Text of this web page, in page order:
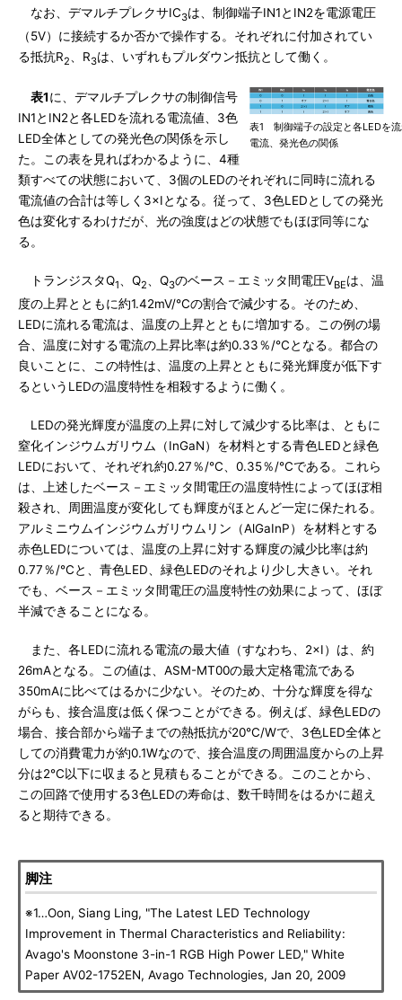
なお、デマルチプレクサIC3は、制御端子IN1とIN2を電源電圧
（5V）に接続するか否かで操作する。それぞれに付加されてい
る抵抗R2 、R3は、いずれもプルダウン抵抗として働く。
表1 制御端子の設定と各LEDを
電流、発光色の関係
表1に、デマルチプレクサの制御信号
IN1とIN2と各LEDを流れる電流値、3色
LED全体としての発光色の関係を示し
た。この表を見ればわかるように、4種
類すべての状態において、3個のLEDのそれぞれに同時に流れる
電流値の合計は等しく3×Iとなる。従って、3色LEDとしての発光
色は変化するわけだが、光の強度はどの状態でもほぼ同等にな
る。
トランジスタQ1、Q2、Q3のベース－エミッタ間電圧VBEは、温
度の上昇とともに約1.42mV/℃の割合で減少する。そのため、
LEDに流れる電流は、温度の上昇とともに増加する。この例の場
合、温度に対する電流の上昇比率は約0.33％/℃となる。都合の
良いことに、この特性は、温度の上昇とともに発光輝度が低下す
るというLEDの温度特性を相殺するように働く。
LEDの発光輝度が温度の上昇に対して減少する比率は、ともに
窒化インジウムガリウム（InGaN）を材料とする青色LEDと緑色
LEDにおいて、それぞれ約0.27％/℃、0.35％/℃である。これら
は、上述したベース－エミッタ間電圧の温度特性によってほぼ相
殺され、周囲温度が変化しても輝度がほとんど一定に保たれる。
アルミニウムインジウムガリウムリン（AlGaInP）を材料とする
赤色LEDについては、温度の上昇に対する輝度の減少比率は約
0.77％/℃と、青色LED、緑色LEDのそれより少し大きい。それ
でも、ベース－エミッタ間電圧の温度特性の効果によって、ほぼ
半減できることになる。
また、各LEDに流れる電流の最大値（すなわち、2×I）は、約
26mAとなる。この値は、ASM-MT00の最大定格電流である
350mAに比べてはるかに少ない。そのため、十分な輝度を得な
がらも、接合温度は低く保つことができる。例えば、緑色LEDの
場合、接合部から端子までの熱抵抗が20℃/Wで、3色LED全体と
しての消費電力が約0.1Wなので、接合温度の周囲温度からの上昇
分は2℃以下に収まると見積もることができる。このことから、
この回路で使用する3色LEDの寿命は、数千時間をはるかに超え
ると期待できる。
脚注
※1…Oon, Siang Ling, "The Latest LED Technology
Improvement in Thermal Characteristics and Reliability:
Avago's Moonstone 3-in-1 RGB High Power LED," White
Paper AV02-1752EN, Avago Technologies, Jan 20, 2009